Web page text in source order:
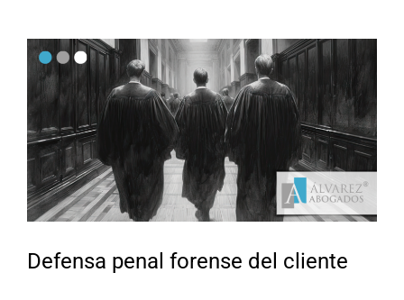
Defensa penal forense del cliente